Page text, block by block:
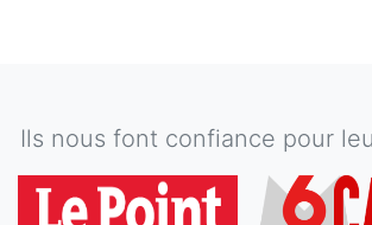
Ils nous font confiance pour